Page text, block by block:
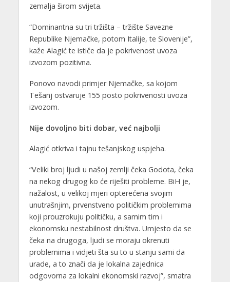
zemalja širom svijeta.
“Dominantna su tri tržišta – tržište Savezne
Republike Njemačke, potom Italije, te Slovenije”,
kaže Alagić te ističe da je pokrivenost uvoza
izvozom pozitivna.
Ponovo navodi primjer Njemačke, sa kojom
Tešanj ostvaruje 155 posto pokrivenosti uvoza
izvozom.
Nije dovoljno biti dobar, već najbolji
Alagić otkriva i tajnu tešanjskog uspjeha.
“Veliki broj ljudi u našoj zemlji čeka Godota, čeka
na nekog drugog ko će riješiti probleme. BiH je,
nažalost, u velikoj mjeri opterećena svojim
unutrašnjim, prvenstveno političkim problemima
koji prouzrokuju političku, a samim tim i
ekonomsku nestabilnost društva. Umjesto da se
čeka na drugoga, ljudi se moraju okrenuti
problemima i vidjeti šta su to u stanju sami da
urade, a to znači da je lokalna zajednica
odgovorna za lokalni ekonomski razvoj”, smatra